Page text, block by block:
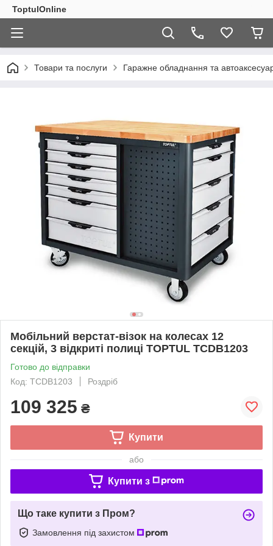
ToptulOnline
Товари та послуги Гаражне обладнання та
Мобільний верстат-візок на колесах 12
секцій, 3 відкриті полиці TOPTUL TCDB1203
Готово до відправки
Код: TCDB1203
Роздріб
109 325 ₴
Купити
або
Купити з
Що таке купити з Пром?
Замовлення під захистом